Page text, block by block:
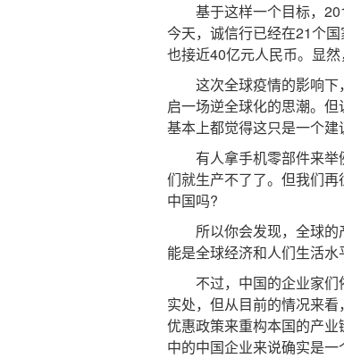
基于这样一个目标，
今天，诚信行已经在21个
也接近40亿元人民币。显
这次全球疫情的影响下
启一场逆全球化的思潮。
基本上都觉得这只是一个建
有人拿手机零部件来举
们就生产不了了。但我们
中国吗?
所以你会发现，全球的
能是全球经济和人们生活水
不过，中国的企业家们
实处，但从目前的情况来
优惠政策来重构本国的产
中的中国企业来说确实是一